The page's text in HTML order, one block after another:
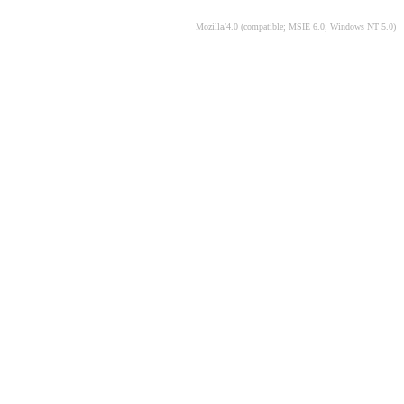
Mozilla/4.0 (compatible; MSIE 6.0; Windows NT 5.0)